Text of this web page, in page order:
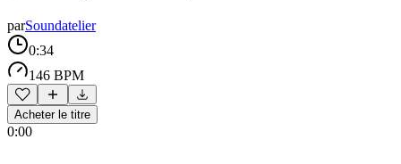
parSoundatelier
0:34
146 BPM
Acheter le titre
0:00